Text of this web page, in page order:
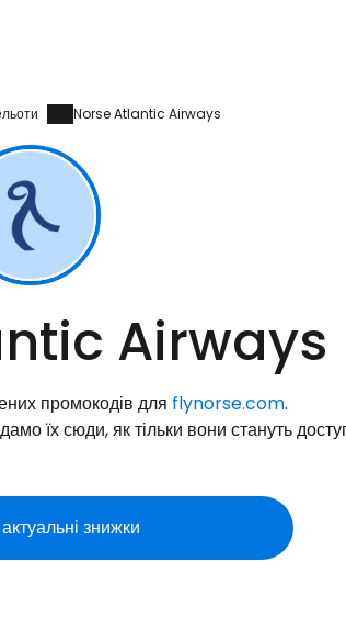
Norse Atlantic Airways
Airways
промокодів для flynorse.com.
їх сюди, як тільки вони стануть
знижки
до
туристична спільнота